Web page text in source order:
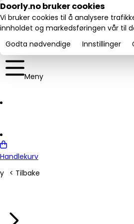
Utmerket:
4.6/5
Meny
Handlekurv
< Tilbake
Doorly.no bruker cookies
Vi bruker cookies til å analysere
innholdet og markedsføringen vår til
Godta nødvendige
Innstillinger